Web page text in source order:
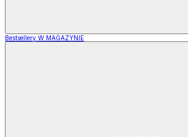
Bestsellery W MAGAZYNIE